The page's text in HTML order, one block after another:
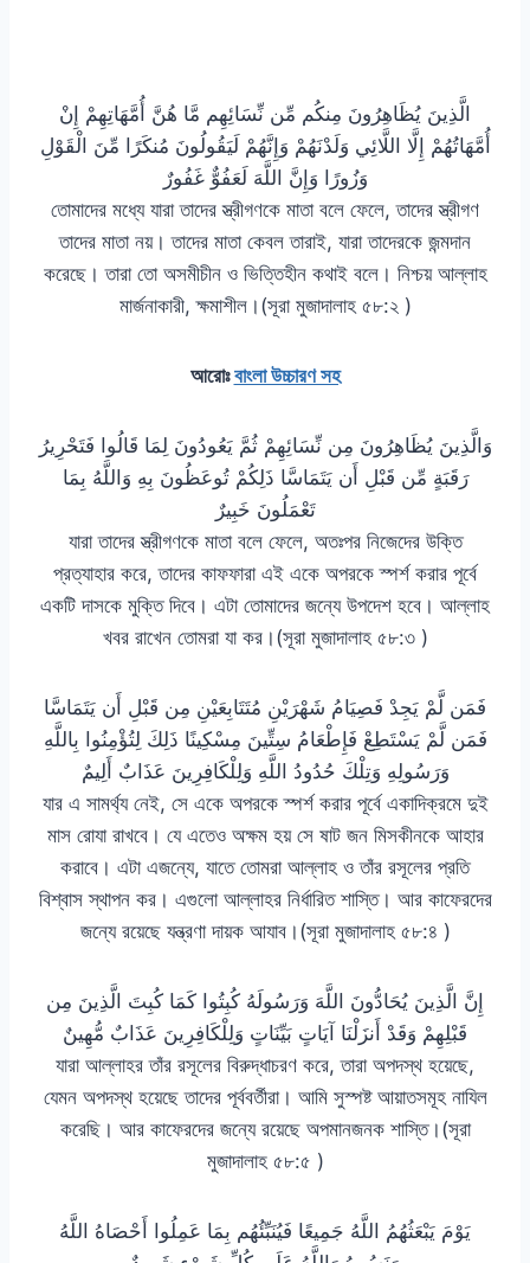
الَّذِينَ يُظَاهِرُونَ مِنكُم مِّن نِّسَائِهِم مَّا هُنَّ أُمَّهَاتِهِمْ إِنْ
أُمَّهَاتُهُمْ إِلَّا اللَّائِي وَلَدْنَهُمْ وَإِنَّهُمْ لَيَقُولُونَ مُنكَرًا مِّنَ الْقَوْلِ
وَزُورًا وَإِنَّ اللَّهَ لَعَفُوٌّ غَفُورٌ
তোমাদের মধ্যে যারা তাদের স্ত্রীগণকে মাতা বলে ফেলে, তাদের স্ত্রীগণ
তাদের মাতা নয়। তাদের মাতা কেবল তারাই, যারা তাদেরকে জন্মদান
করেছে। তারা তো অসমীচীন ও ভিত্তিহীন কথাই বলে। নিশ্চয় আল্লাহ
মার্জনাকারী, ক্ষমাশীল।(সূরা মুজাদালাহ ৫৮:২ )
আরোঃবাংলা উচ্চারণ সহ
وَالَّذِينَ يُظَاهِرُونَ مِن نِّسَائِهِمْ ثُمَّ يَعُودُونَ لِمَا قَالُوا فَتَحْرِيرُ
رَقَبَةٍ مِّن قَبْلِ أَن يَتَمَاسَّا ذَلِكُمْ تُوعَظُونَ بِهِ وَاللَّهُ بِمَا
تَعْمَلُونَ خَبِيرٌ
যারা তাদের স্ত্রীগণকে মাতা বলে ফেলে, অতঃপর নিজেদের উক্তি
প্রত্যাহার করে, তাদের কাফফারা এই একে অপরকে স্পর্শ করার পূর্বে
একটি দাসকে মুক্তি দিবে। এটা তোমাদের জন্যে উপদেশ হবে। আল্লাহ
খবর রাখেন তোমরা যা কর।(সূরা মুজাদালাহ ৫৮:৩ )
فَمَن لَّمْ يَجِدْ فَصِيَامُ شَهْرَيْنِ مُتَتَابِعَيْنِ مِن قَبْلِ أَن يَتَمَاسَّا
فَمَن لَّمْ يَسْتَطِعْ فَإِطْعَامُ سِتِّينَ مِسْكِينًا ذَلِكَ لِتُؤْمِنُوا بِاللَّهِ
وَرَسُولِهِ وَتِلْكَ حُدُودُ اللَّهِ وَلِلْكَافِرِينَ عَذَابٌ أَلِيمٌ
যার এ সামর্থ্য নেই, সে একে অপরকে স্পর্শ করার পূর্বে একাদিক্রমে দুই
মাস রোযা রাখবে। যে এতেও অক্ষম হয় সে ষাট জন মিসকীনকে আহার
করাবে। এটা এজন্যে, যাতে তোমরা আল্লাহ ও তাঁর রসূলের প্রতি
বিশ্বাস স্থাপন কর। এগুলো আল্লাহর নির্ধারিত শাস্তি। আর কাফেরদের
জন্যে রয়েছে যন্ত্রণা দায়ক আযাব।(সূরা মুজাদালাহ ৫৮:৪ )
إِنَّ الَّذِينَ يُحَادُّونَ اللَّهَ وَرَسُولَهُ كُبِتُوا كَمَا كُبِتَ الَّذِينَ مِن
قَبْلِهِمْ وَقَدْ أَنزَلْنَا آيَاتٍ بَيِّنَاتٍ وَلِلْكَافِرِينَ عَذَابٌ مُّهِينٌ
যারা আল্লাহর তাঁর রসূলের বিরুদ্ধাচরণ করে, তারা অপদস্থ হয়েছে,
যেমন অপদস্থ হয়েছে তাদের পূর্ববর্তীরা। আমি সুস্পষ্ট আয়াতসমূহ নাযিল
করেছি। আর কাফেরদের জন্যে রয়েছে অপমানজনক শাস্তি।(সূরা
মুজাদালাহ ৫৮:৫ )
يَوْمَ يَبْعَثُهُمُ اللَّهُ جَمِيعًا فَيُنَبِّئُهُم بِمَا عَمِلُوا أَحْصَاهُ اللَّهُ